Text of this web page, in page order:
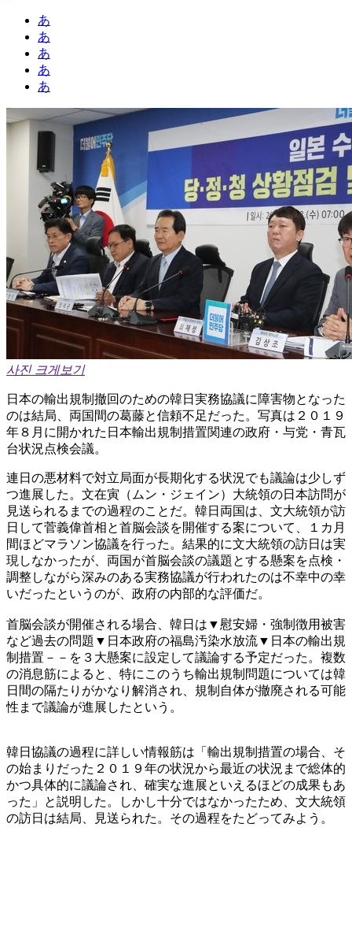
あ
あ
あ
あ
あ
사진 크게보기
日本の輸出規制撤回のための韓日実務協議に障害物となった
のは結局、両国間の葛藤と信頼不足だった。写真は２０１９
年８月に開かれた日本輸出規制措置関連の政府・与党・青瓦
台状況点検会議。
連日の悪材料で対立局面が長期化する状況でも議論は少しず
つ進展した。文在寅（ムン・ジェイン）大統領の日本訪問が
見送られるまでの過程のことだ。韓日両国は、文大統領が訪
日して菅義偉首相と首脳会談を開催する案について、１カ月
間ほどマラソン協議を行った。結果的に文大統領の訪日は実
現しなかったが、両国が首脳会談の議題とする懸案を点検・
調整しながら深みのある実務協議が行われたのは不幸中の幸
いだったというのが、政府の内部的な評価だ。
首脳会談が開催される場合、韓日は▼慰安婦・強制徴用被害
など過去の問題▼日本政府の福島汚染水放流▼日本の輸出規
制措置－－を３大懸案に設定して議論する予定だった。複数
の消息筋によると、特にこのうち輸出規制問題については韓
日間の隔たりがかなり解消され、規制自体が撤廃される可能
性まで議論が進展したという。
韓日協議の過程に詳しい情報筋は「輸出規制措置の場合、そ
の始まりだった２０１９年の状況から最近の状況まで総体的
かつ具体的に議論され、確実な進展といえるほどの成果もあ
った」と説明した。しかし十分ではなかったため、文大統領
の訪日は結局、見送られた。その過程をたどってみよう。